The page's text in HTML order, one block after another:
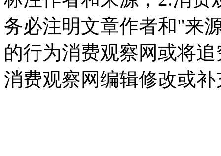
务必注明文章作者和"来
的行为消费观察网或将
消费观察网编辑修改或补